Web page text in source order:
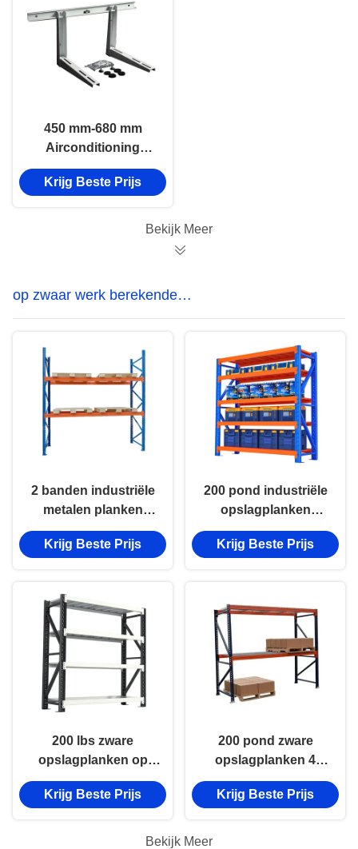
450 mm-680 mm
Airconditioning
Bracket 200 lbs Load
Ac Support Bracket
Krijg Beste Prijs
Bekijk Meer
op zwaar werk berekende
opslagplanken
2 banden industriële
metalen planken
poederbedekte
opslagrekken
Krijg Beste Prijs
200 pond industriële
opslagplanken
Blauwe zware
opslagplanken
Krijg Beste Prijs
200 lbs zware
opslagplanken op
maat 4 planken
industriële
Krijg Beste Prijs
200 pond zware
opslagplanken 4
lagen industriële
opslagplanken
Krijg Beste Prijs
Bekijk Meer